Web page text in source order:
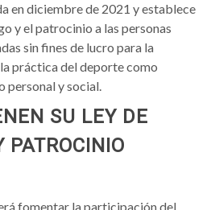
en diciembre de 2021 y establece
y el patrocinio a las personas
sin fines de lucro para la
práctica del deporte como
personal y social.
SU LEY DE
PATROCINIO
fomentar la participación del